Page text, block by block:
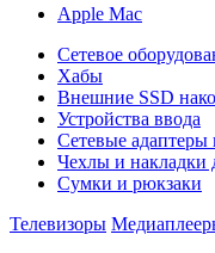
Apple Mac
Сетевое
Хабы
Внешние SSD
Устройства ввода
Сетевые адаптеры
Чехлы и накладки
Сумки и рюкзаки
Телевизоры